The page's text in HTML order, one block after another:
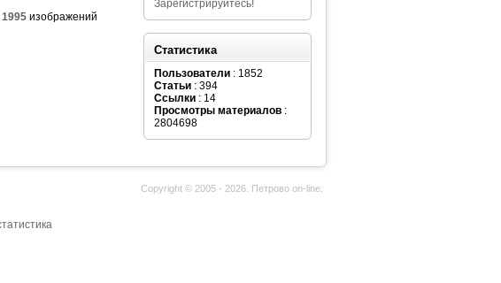
1995 изображений
Зарегистрируйтесь!
Статистика
Пользователи : 1852
Статьи : 394
Ссылки : 14
Просмотры материалов :
2804698
Copyright © 2005 - 2026. Петрово on-line.